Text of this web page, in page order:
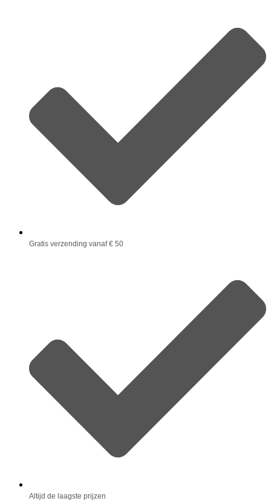
Gratis verzending vanaf € 50
Altijd de laagste prijzen